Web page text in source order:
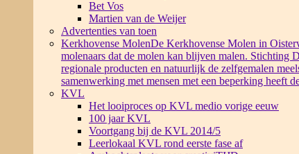
Bet Vos
Martien van de Weijer
Advertenties van toen
Kerkhovense MolenDe Kerkhovense Molen in
molenaars dat de molen kan blijven malen. Stichting
regionale producten en natuurlijk de zelfgemalen
samenwerking met mensen met een beperking heeft
KVL
Het looiproces op KVL medio vorige eeuw
100 jaar KVL
Voortgang bij de KVL 2014/5
Leerlokaal KVL rond eerste fase af